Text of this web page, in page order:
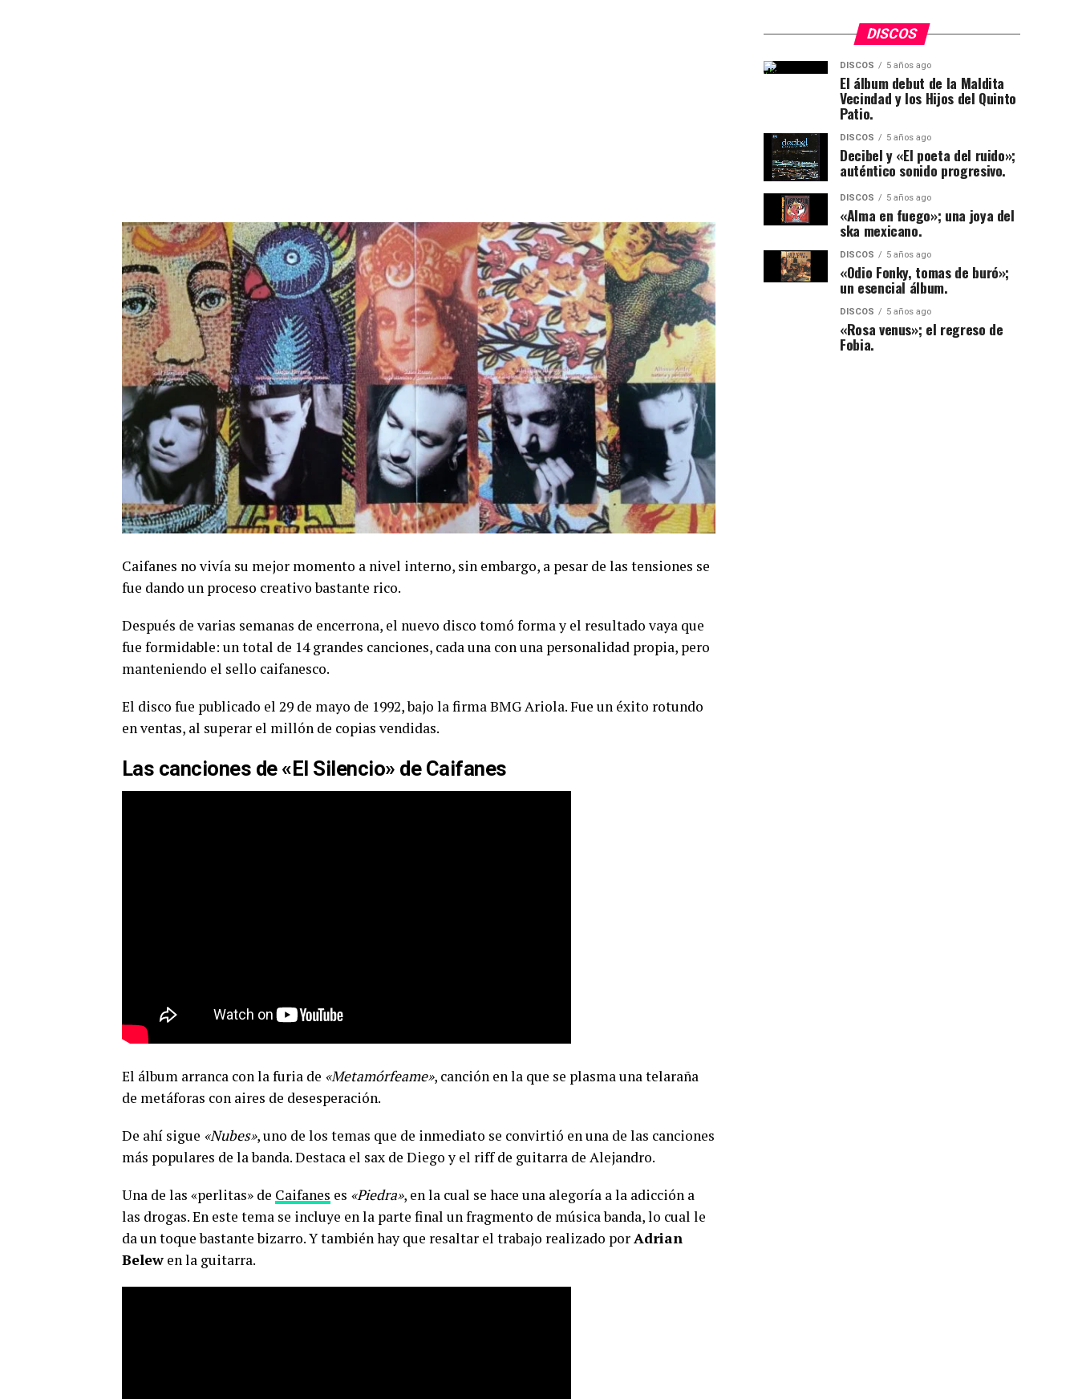
Caifanes no vivía su mejor momento a nivel interno, sin embargo, a pesar de las tensiones se
fue dando un proceso creativo bastante rico.
Después de varias semanas de encerrona, el nuevo disco tomó forma y el resultado vaya que
fue formidable: un total de 14 grandes canciones, cada una con una personalidad propia, pero
manteniendo el sello caifanesco.
El disco fue publicado el 29 de mayo de 1992, bajo la firma BMG Ariola. Fue un éxito rotundo
en ventas, al superar el millón de copias vendidas.
Las canciones de «El Silencio» de Caifanes
El álbum arranca con la furia de «Metamórfeame», canción en la que se plasma una telaraña
de metáforas con aires de desesperación.
De ahí sigue «Nubes», uno de los temas que de inmediato se convirtió en una de las canciones
más populares de la banda. Destaca el sax de Diego y el riff de guitarra de Alejandro.
Una de las «perlitas» de Caifanes es «Piedra», en la cual se hace una alegoría a la adicción a
las drogas. En este tema se incluye en la parte final un fragmento de música banda, lo cual le
da un toque bastante bizarro. Y también hay que resaltar el trabajo realizado porAdrian
Belew en la guitarra.
DISCOS
DISCOS 5 años ago
El álbum debut de la Maldita
Vecindad y los Hijos del Quinto
Patio.
DISCOS 5 años ago
Decibel y «El poeta del ruido»;
auténtico sonido progresivo.
DISCOS 5 años ago
«Alma en fuego»; una joya del
ska mexicano.
DISCOS 5 años ago
«Odio Fonky, tomas de buró»;
un esencial álbum.
DISCOS 5 años ago
«Rosa venus»; el regreso de
Fobia.